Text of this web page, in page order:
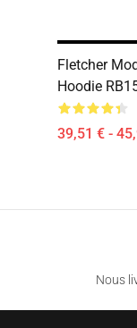
Fletcher
Hoodie
39,51 € -
Nous